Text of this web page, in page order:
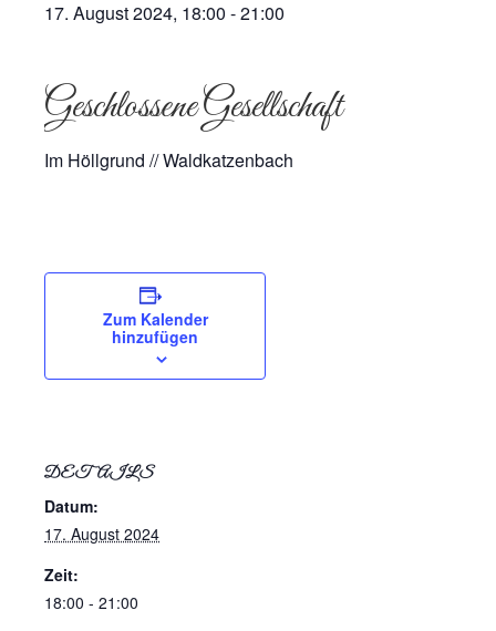
17. August 2024, 18:00 -21:00
Geschlossene Gesellschaft
Im Höllgrund // Waldkatzenbach
Zum Kalender
hinzufügen
DETAILS
Datum:
17. August 2024
Zeit:
18:00 - 21:00